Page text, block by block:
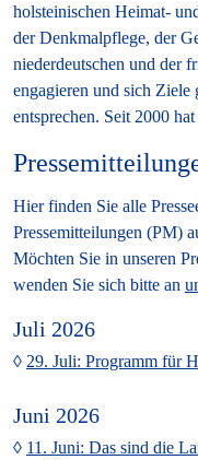
holsteinischen Heimat-
der Denkmalpflege, der
niederdeutschen und der
engagieren und sich Ziele
entsprechen. Seit 2000
Hier finden Sie alle
Pressemitteilungen (PM)
Möchten Sie in unseren
wenden Sie sich bitte an
Juli 2026
29. Juli: Programm für
Juni 2026
11. Juni: Das sind die